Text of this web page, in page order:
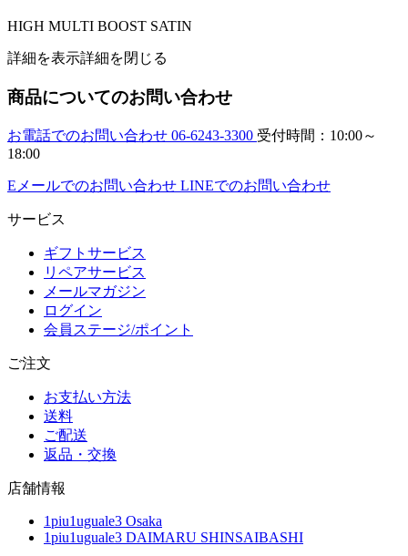
HIGH MULTI BOOST SATIN
詳細を表示詳細を閉じる
商品についてのお問い合わせ
お電話でのお問い合わせ 06-6243-3300 受付時間：10:00～
18:00
Eメールでのお問い合わせ LINEでのお問い合わせ
サービス
ギフトサービス
リペアサービス
メールマガジン
ログイン
会員ステージ/ポイント
ご注文
お支払い方法
送料
ご配送
返品・交換
店舗情報
1piu1uguale3 Osaka
1piu1uguale3 DAIMARU SHINSAIBASHI